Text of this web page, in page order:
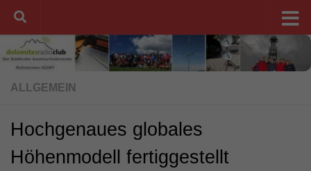
Unter dem Inhalt
ALLGEMEIN
Hochgenaues globales
Höhenmodell fertiggestellt